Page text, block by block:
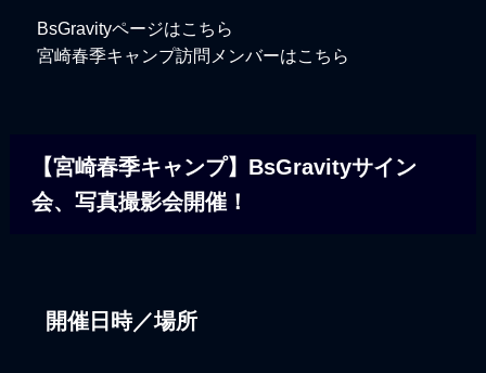
BsGravityページはこちら
宮崎春季キャンプ訪問メンバーはこちら
【宮崎春季キャンプ】BsGravityサイン
会、写真撮影会開催！
開催日時／場所